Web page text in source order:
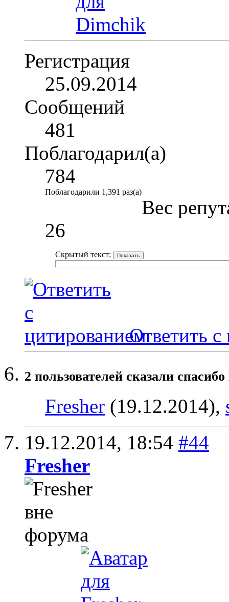
Регистрация
25.09.2014
Сообщений
481
Поблагодарил(а)
784
Поблагодарили 1,391 раз(а)
Вес
26
Скрытый текст:
Ответить с
2 пользователей сказали
Fresher (19.12.2014),
19.12.2014, 18:54 #44
Fresher